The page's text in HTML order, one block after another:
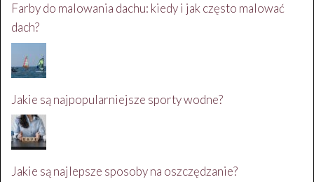
Farby do malowania dachu: kiedy i jak często malować
dach?
Jakie są najpopularniejsze sporty wodne?
Jakie są najlepsze sposoby na oszczędzanie?